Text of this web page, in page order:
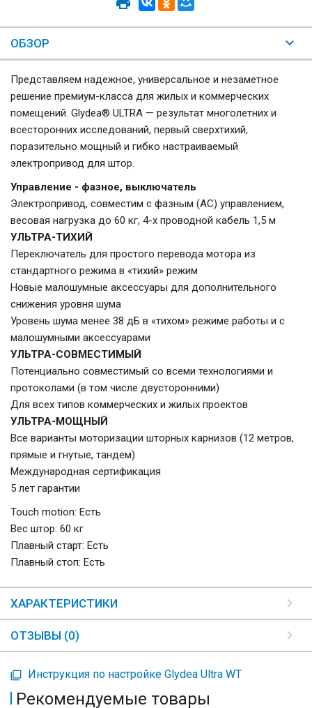
ОБЗОР
Представляем надежное, универсальное и незаметное
решение премиум-класса для жилых и коммерческих
помещений. Glydea® ULTRA — результат многолетних и
всесторонних исследований, первый сверхтихий,
поразительно мощный и гибко настраиваемый
электропривод для штор.
Управление - фазное, выключатель
Электропривод, совместим с фазным (AC) управлением,
весовая нагрузка до 60 кг, 4-х проводной кабель 1,5 м
УЛЬТРА-ТИХИЙ
Переключатель для простого перевода мотора из
стандартного режима в «тихий» режим
Новые малошумные аксессуары для дополнительного
снижения уровня шума
Уровень шума менее 38 дБ в «тихом» режиме работы и с
малошумными аксессуарами
УЛЬТРА-СОВМЕСТИМЫЙ
Потенциально совместимый со всеми технологиями и
протоколами (в том числе двусторонними)
Для всех типов коммерческих и жилых проектов
УЛЬТРА-МОЩНЫЙ
Все варианты моторизации шторных карнизов (12 метров,
прямые и гнутые, тандем)
Международная сертификация
5 лет гарантии
Touch motion: Есть
Вес штор: 60 кг
Плавный старт: Есть
Плавный стоп: Есть
ХАРАКТЕРИСТИКИ
ОТЗЫВЫ (0)
Инструкция по настройке Glydea Ultra WT
Рекомендуемые товары